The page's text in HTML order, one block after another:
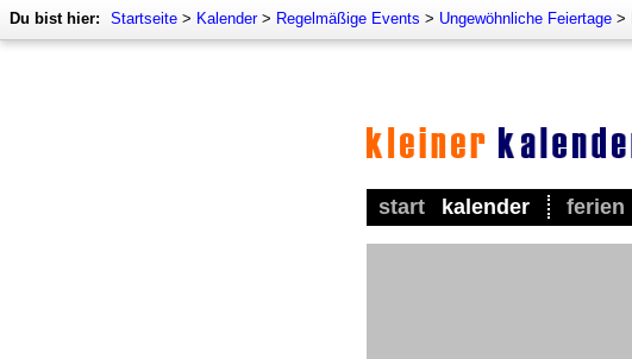
Du bist hier: Startseite > Kalender> Regelmäßige Events > Ungewöhnliche Feiertage >
start kalender ferien